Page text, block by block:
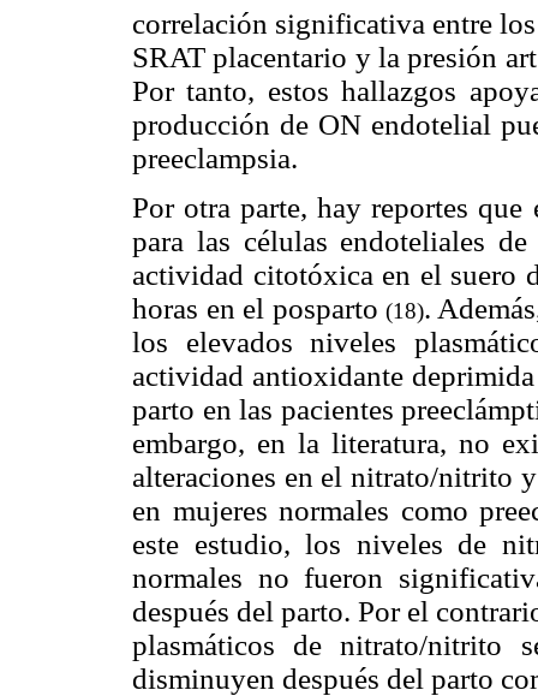
correlación significativa entre
SRAT placentario y la presión
Por tanto, estos hallazgos
producción de ON endotelial
preeclampsia.
Por otra parte, hay reportes
para las células endoteliales
actividad citotóxica en el suero
horas en el posparto (18).
los elevados niveles
actividad antioxidante
parto en las pacientes
embargo, en la literatura, no
alteraciones en el nitrato/nitrito
en mujeres normales como
este estudio, los niveles de
normales no fueron
después del parto. Por el
plasmáticos de nitrato/nitrito
disminuyen después del parto